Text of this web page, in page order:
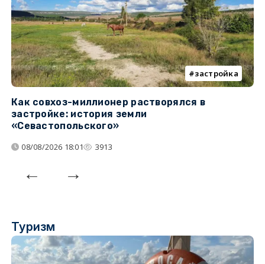
застройка
Как совхоз-миллионер растворялся в
застройке: история земли
«Севастопольского»
08/08/2026 18:01 3913
Туризм